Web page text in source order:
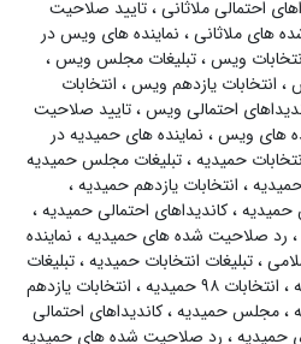
احتمالی ملاثانی،تایید صلاحیت
های ملاثانی، نماینده های ویس در
ویس،تبلیغات مجلس ویس،
، انتخابات یازدهم ویس، انتخابات
احتمالی ویس،تایید صلاحیت
های ویس، نماینده های حمیدیه در
حمیدیه،تبلیغات مجلس حمیدیه
، انتخابات یازدهم حمیدیه،
،کاندیداهای احتمالی حمیدیه،
، رد صلاحیت شده های حمیدیه، نماینده
،تبلیغات انتخابات حمیدیه،تبلیغات
، انتخابات ۹۸ حمیدیه ، انتخابات یازدهم
،مجلس حمیدیه،کاندیداهای احتمالی
حمیدیه، رد صلاحیت شده های حمیدیه